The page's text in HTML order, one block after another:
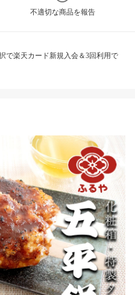
不適切な商品を報告
で楽天カード新規入会＆3回利用で